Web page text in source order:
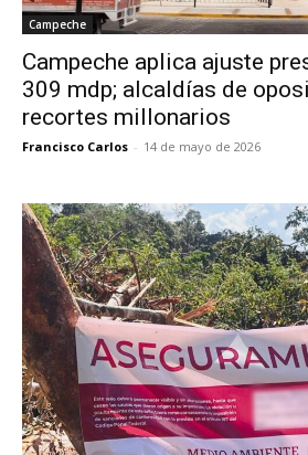
Campeche
Campeche aplica ajuste
309 mdp; alcaldías de
recortes millonarios
Francisco Carlos - 14 de mayo de 2026